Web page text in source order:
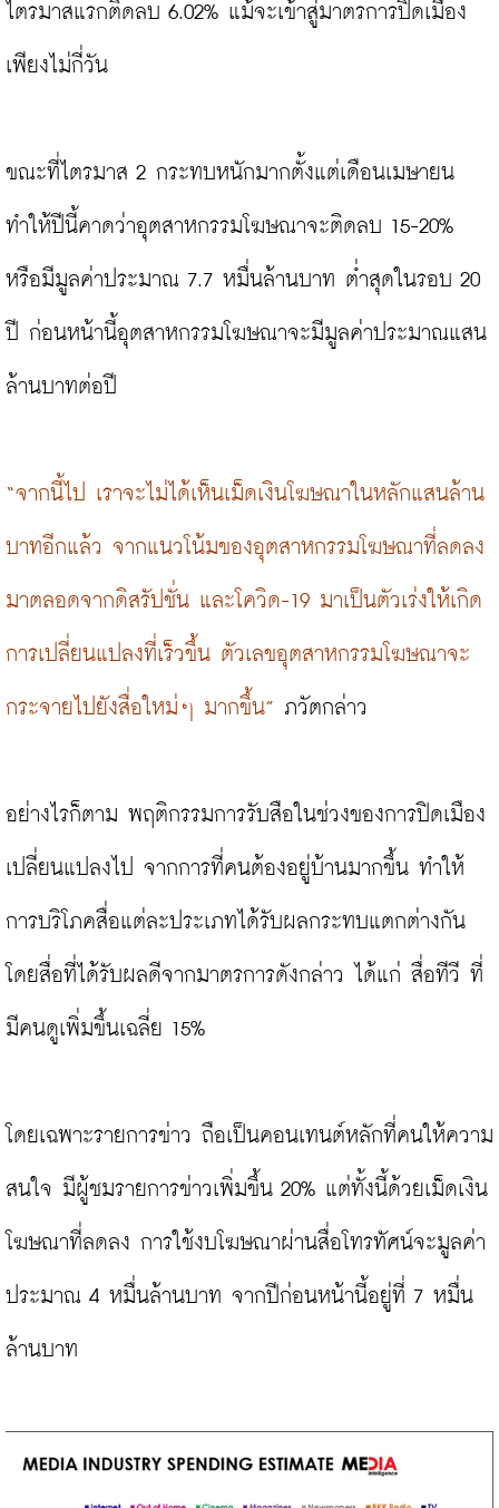
ไตรมาสแรกติดลบ 6.02% แม้จะเข้าสู่มาตรการปิดเมือง
เพียงไม่กี่วัน
ขณะที่ไตรมาส 2 กระทบหนักมากตั้งแต่เดือนเมษายน
ทำให้ปีนี้คาดว่าอุตสาหกรรมโฆษณาจะติดลบ 15-20%
หรือมีมูลค่าประมาณ 7.7 หมื่นล้านบาท ต่ำสุดในรอบ 20
ปี ก่อนหน้านี้อุตสาหกรรมโฆษณาจะมีมูลค่าประมาณแสน
ล้านบาทต่อปี
“จากนี้ไป เราจะไม่ได้เห็นเม็ดเงินโฆษณาในหลักแสนล้าน
บาทอีกแล้ว จากแนวโน้มของอุตสาหกรรมโฆษณาที่ลดลง
มาตลอดจากดิสรัปชั่น และโควิด-19 มาเป็นตัวเร่งให้เกิด
การเปลี่ยนแปลงที่เร็วขึ้น ตัวเลขอุตสาหกรรมโฆษณาจะ
กระจายไปยังสื่อใหม่ๆ มากขึ้น” ภวัตกล่าว
อย่างไรก็ตาม พฤติกรรมการรับสือในช่วงของการปิดเมือง
เปลี่ยนแปลงไป จากการที่คนต้องอยู่บ้านมากขึ้น ทำให้
การบริโภคสื่อแต่ละประเภทได้รับผลกระทบแตกต่างกัน
โดยสื่อที่ได้รับผลดีจากมาตรการดังกล่าว ได้แก่ สื่อทีวี ที่
มีคนดูเพิ่มขึ้นเฉลี่ย 15%
โดยเฉพาะรายการข่าว ถือเป็นคอนเทนต์หลักที่คนให้ความ
สนใจ มีผู้ชมรายการข่าวเพิ่มขึ้น 20% แต่ทั้งนี้ด้วยเม็ดเงิน
โฆษณาที่ลดลง การใช้งบโฆษณาผ่านสื่อโทรทัศน์จะมูลค่า
ประมาณ 4 หมื่นล้านบาท จากปีก่อนหน้านี้อยู่ที่ 7 หมื่น
ล้านบาท